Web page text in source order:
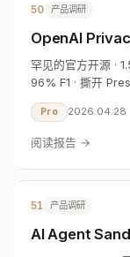
50 产品调研
OpenAI
罕见的官方开源 ·
96% F1 · 撕开
Pro 2026.04.28
阅读报告 →
51 产品调研
AI Agent